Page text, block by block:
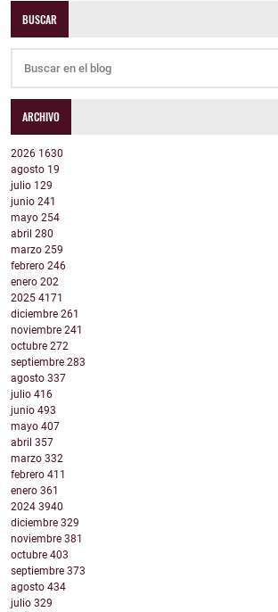
BUSCAR
ARCHIVO
2026 1630
agosto 19
julio 129
junio 241
mayo 254
abril 280
marzo 259
febrero 246
enero 202
2025 4171
diciembre 261
noviembre 241
octubre 272
septiembre 283
agosto 337
julio 416
junio 493
mayo 407
abril 357
marzo 332
febrero 411
enero 361
2024 3940
diciembre 329
noviembre 381
octubre 403
septiembre 373
agosto 434
julio 329